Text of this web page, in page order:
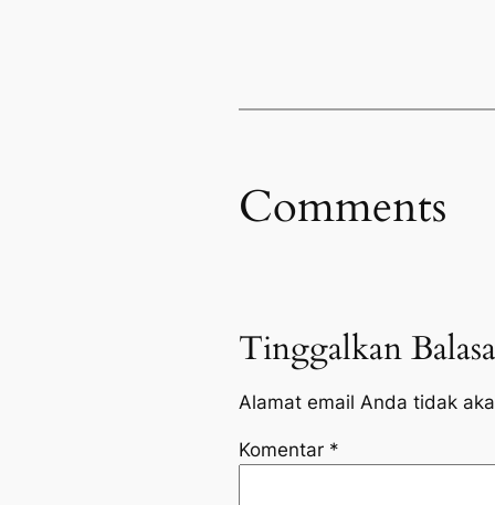
Comments
Tinggalkan
Alamat email Anda tidak
Komentar *